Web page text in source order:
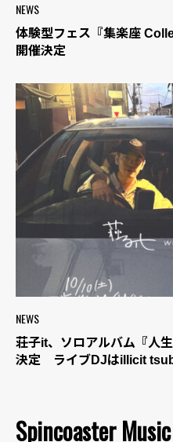
NEWS
体験型フェス『集楽座
開催決定
NEWS
荘子it、ソロアルバム『人
決定 ライブDJはillicit
Spincoaster